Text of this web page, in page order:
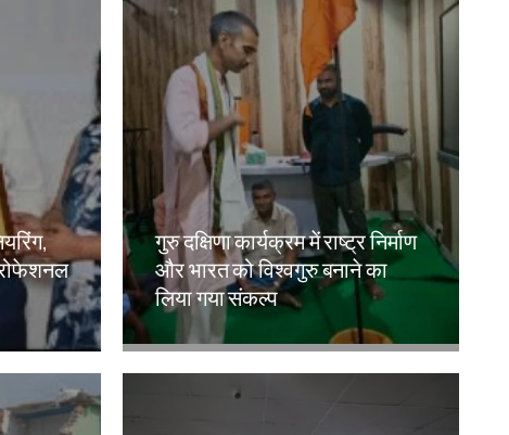
गुरु दक्षिणा कार्यक्रम में राष्ट्र निर्माण
और भारत को विश्वगुरु बनाने का
लिया गया संकल्प
Amit Lekh